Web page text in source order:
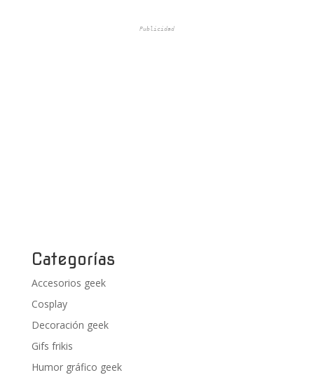
Publicidad
Categorías
Accesorios geek
Cosplay
Decoración geek
Gifs frikis
Humor gráfico geek